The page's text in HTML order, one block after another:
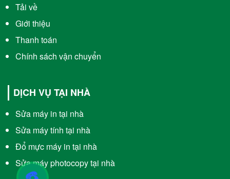
Tải về
Giới thiệu
Thanh toán
Chính sách vận chuyển
DỊCH VỤ TẠI NHÀ
Sửa máy in tại nhà
Sửa máy tính tại nhà
Đổ mực máy in tại nhà
Sửa máy photocopy tại nhà